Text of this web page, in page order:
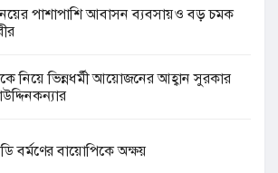
পাশাপাশি আবাসন ব্যবসায়ও বড় চমক
নিয়ে ভিন্নধর্মী আয়োজনের আহ্বান সুরকার
বর্মণের বায়োপিকে অক্ষয়